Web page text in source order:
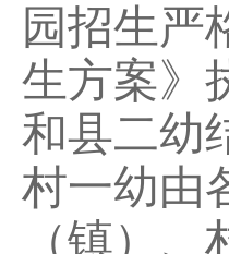
园招生严
生方案》
和县二幼
村一幼由
（镇）